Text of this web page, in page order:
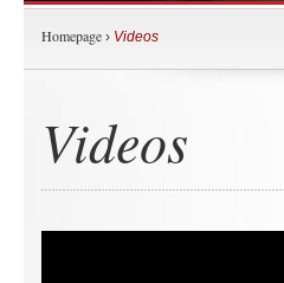
Homepage › Videos
Videos